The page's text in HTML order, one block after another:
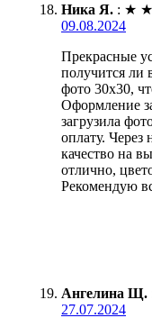
Ника Я. : ★ ★
09.08.2024
Прекрасные
получится ли
фото 30х30,
Оформление
загрузила
оплату. Через
качество на
отлично,
Рекомендую
Ангелина Щ.
27.07.2024